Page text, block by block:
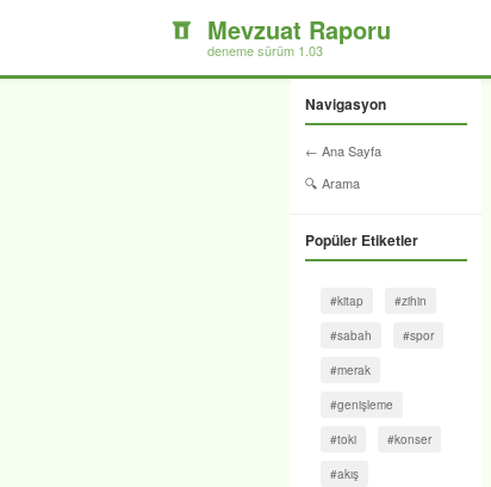
Mevzuat Raporu
deneme sürüm 1.03
Navigasyon
← Ana Sayfa
🔍 Arama
Popüler Etiketler
#kitap #zihin
#sabah #spor
#merak
#genişleme
#toki #konser
#akış